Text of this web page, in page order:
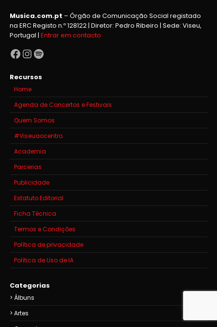
Musica.com.pt – Órgão de Comunicação Social registado
na ERC Registo n.º 128122 | Diretor: Pedro Ribeiro | Sede: Viseu,
Portugal | Entrar em contacto
Facebook
Instagram
Spotify
Recursos
Home
Agenda de Concertos e Festivais
Quem Somos
#Viseuaocentro
Academia
Parcerias
Publicidade
Estatuto Editorial
Ficha Técnica
Termos e Condições
Política de privacidade
Política de Uso de IA
Categorias
Álbuns
Artes